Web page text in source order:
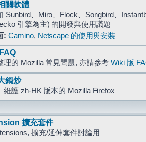
關軟體
Sunbird、Miro、Flock、Songbird、
引擎為主) 的開發與使用議題
: Camino, Netscape 的使用與安裝
理的 Mozilla 常見問題, 亦請參考 Wiki 版
鍋炒
維護 zh-HK 版本的 Mozilla Firefox
擴充套件
擴充/延伸套件討論用